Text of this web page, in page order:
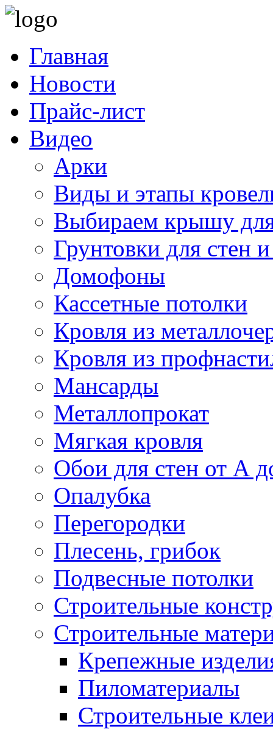
Главная
Новости
Прайс-лист
Видео
Арки
Виды и этапы
Выбираем крышу
Грунтовки для стен
Домофоны
Кассетные потолки
Кровля из
Кровля из
Мансарды
Металлопрокат
Мягкая кровля
Обои для стен от А
Опалубка
Перегородки
Плесень, грибок
Подвесные потолки
Строительные
Строительные
Крепежные
Пиломатериалы
Строительные